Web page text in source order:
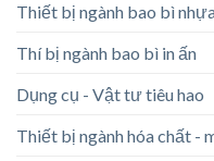
Thiết bị ngành bao bì
Thí bị ngành bao bì in ấn
Dụng cụ - Vật tư tiêu hao
Thiết bị ngành hóa chất -